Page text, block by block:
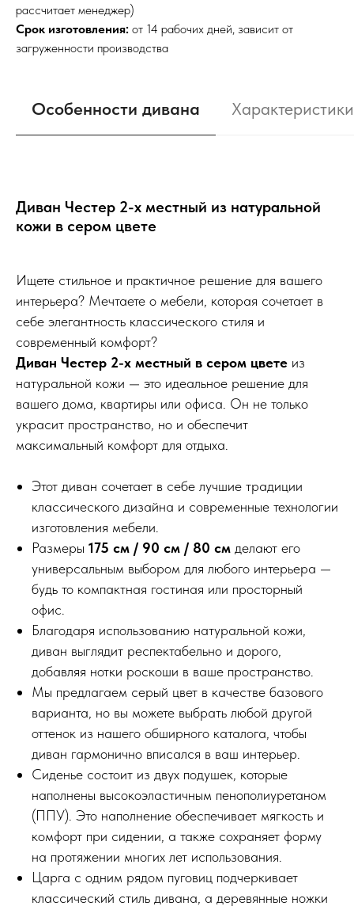
рассчитает менеджер)
Срок изготовления: от 14 рабочих дней, зависит от
загруженности производства
Особенности дивана Характеристики
Диван Честер 2-х местный из натуральной
кожи в сером цвете
Ищете стильное и практичное решение для вашего
интерьера? Мечтаете о мебели, которая сочетает в
себе элегантность классического стиля и
современный комфорт?
Диван Честер 2-х местный в сером цвете из
натуральной кожи — это идеальное решение для
вашего дома, квартиры или офиса. Он не только
украсит пространство, но и обеспечит
максимальный комфорт для отдыха.
Этот диван сочетает в себе лучшие традиции
классического дизайна и современные технологии
изготовления мебели.
Размеры 175 см / 90 см / 80 см делают его
универсальным выбором для любого интерьера —
будь то компактная гостиная или просторный
офис.
Благодаря использованию натуральной кожи,
диван выглядит респектабельно и дорого,
добавляя нотки роскоши в ваше пространство.
Мы предлагаем серый цвет в качестве базового
варианта, но вы можете выбрать любой другой
оттенок из нашего обширного каталога, чтобы
диван гармонично вписался в ваш интерьер.
Сиденье состоит из двух подушек, которые
наполнены высокоэластичным пенополиуретаном
(ППУ). Это наполнение обеспечивает мягкость и
комфорт при сидении, а также сохраняет форму
на протяжении многих лет использования.
Царга с одним рядом пуговиц подчеркивает
классический стиль дивана, а деревянные ножки